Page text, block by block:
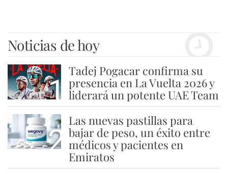
Noticias de hoy
1
Tadej Pogacar confirma su
presencia en La Vuelta 2026 y
liderará un potente UAE Team
2
Las nuevas pastillas para
bajar de peso, un éxito entre
médicos y pacientes en
Emiratos